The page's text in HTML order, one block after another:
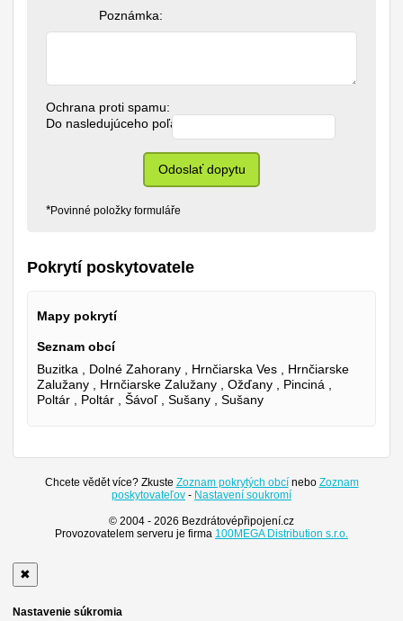
Pokrytí poskytovatele
Mapy pokrytí
Seznam obcí
Buzitka , Dolné Zahorany , Hrnčiarska Ves , Hrnčiarske
Zalužany , Hrnčiarske Zalužany , Ožďany , Pinciná ,
Poltár , Poltár , Šávoľ , Sušany , Sušany
Poznámka:
Ochrana proti spamu:
Do nasledujúceho poľa napíšte slovo "hrnec":
Odoslať dopytu
*Povinné položky formuláře
Chcete vědět více? Zkuste Zoznam pokrytých obcínebo Zoznam
poskytovateľov - Nastavení soukromí
© 2004 - 2026 Bezdrátovépřipojení.cz
Provozovatelem serveru je firma 100MEGA Distribution s.r.o.
✖
Nastavenie súkromia